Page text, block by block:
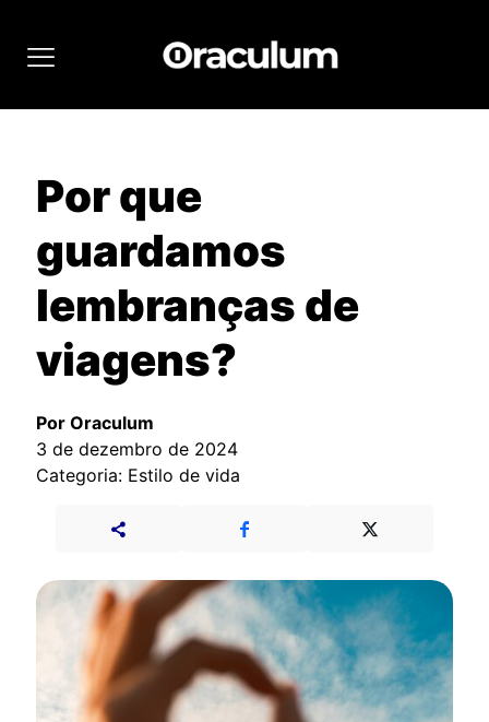
Por que
guardamos
lembranças de
viagens?
Por Oraculum
3 de dezembro de 2024
Categoria: Estilo de vida